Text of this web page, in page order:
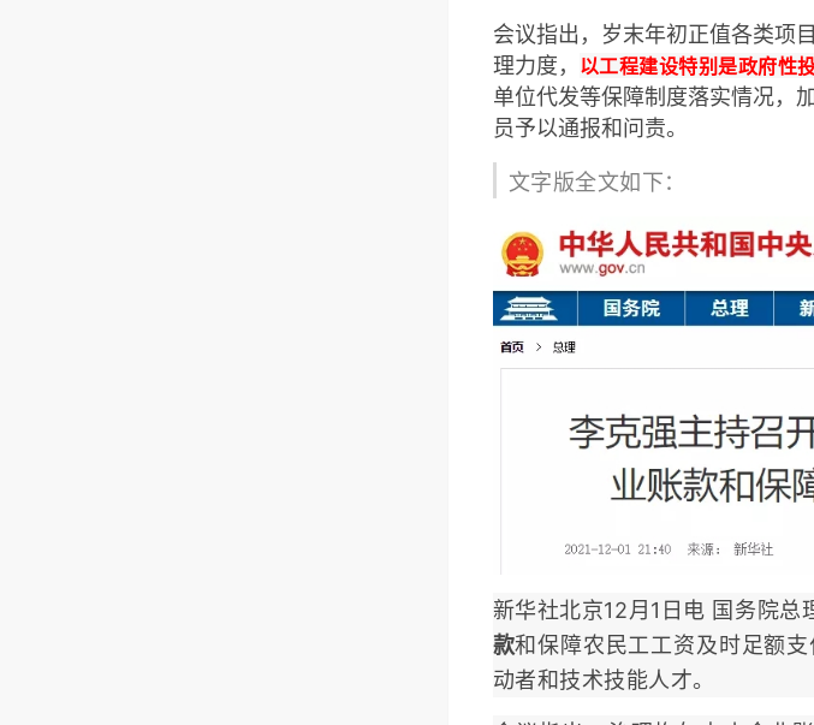
会议指出，岁末年初正值各类项
理力度， 以工程建设特别是政府性
单位代发等保障制度落实情况，
员予以通报和问责。
文字版全文如下：
新华社北京12月1日电 国务院总
款和保障农民工工资及时足额
动者和技术技能人才。